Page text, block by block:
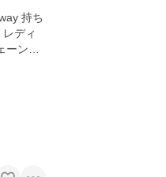
持ち
ディ
ン付